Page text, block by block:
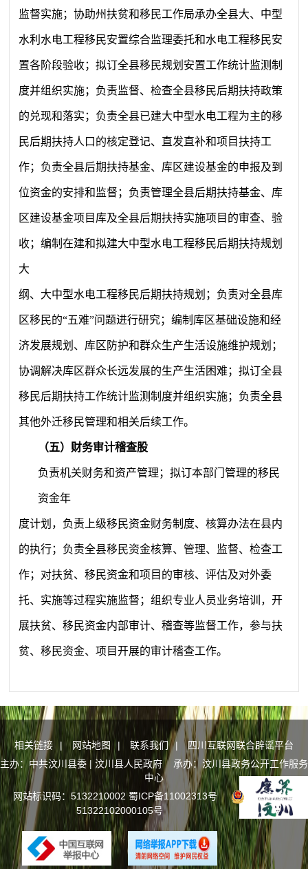
监督实施；协助州扶贫和移民工作局承办全县大、中型
水利水电工程移民安置综合监理委托和水电工程移民安
置各阶段验收；拟订全县移民规划安置工作统计监测制
度并组织实施；负责监督、检查全县移民后期扶持政策
的兑现和落实；负责全县已建大中型水电工程为主的移
民后期扶持人口的核定登记、直发直补和项目扶持工
作；负责全县后期扶持基金、库区建设基金的申报及到
位资金的安排和监督；负责管理全县后期扶持基金、库
区建设基金项目库及全县后期扶持实施项目的审查、验
收；编制在建和拟建大中型水电工程移民后期扶持规划
大
纲、大中型水电工程移民后期扶持规划；负责对全县库
区移民的“五难”问题进行研究；编制库区基础设施和经
济发展规划、库区防护和群众生产生活设施维护规划；
协调解决库区群众长远发展的生产生活困难；拟订全县
移民后期扶持工作统计监测制度并组织实施；负责全县
其他外迁移民管理和相关后续工作。
（五）财务审计稽查股
负责机关财务和资产管理；拟订本部门管理的移民
资金年
度计划，负责上级移民资金财务制度、核算办法在县内
的执行；负责全县移民资金核算、管理、监督、检查工
作；对扶贫、移民资金和项目的审核、评估及对外委
托、实施等过程实施监督；组织专业人员业务培训，开
展扶贫、移民资金内部审计、稽查等监督工作，参与扶
贫、移民资金、项目开展的审计稽查工作。
相关链接 | 网站地图 | 联系我们 |
四川互联网联合辟谣平台
主办：中共汶川县委 | 汶川县人民政府 承办：汶川县政务公开工作服务
中心
网站标识码：5132210002蜀ICP备11002313号
川公网安备
51322102000105号